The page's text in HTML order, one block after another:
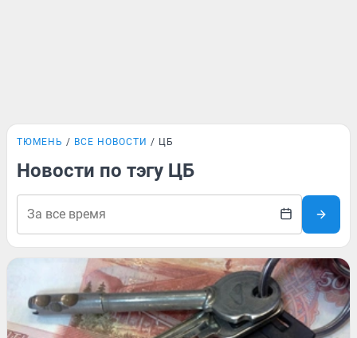
ТЮМЕНЬ ВСЕ НОВОСТИ ЦБ
Новости по тэгу ЦБ